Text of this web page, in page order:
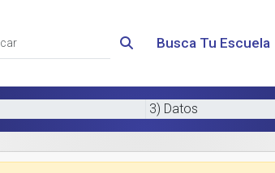
Busca Tu Escuela
3) Datos